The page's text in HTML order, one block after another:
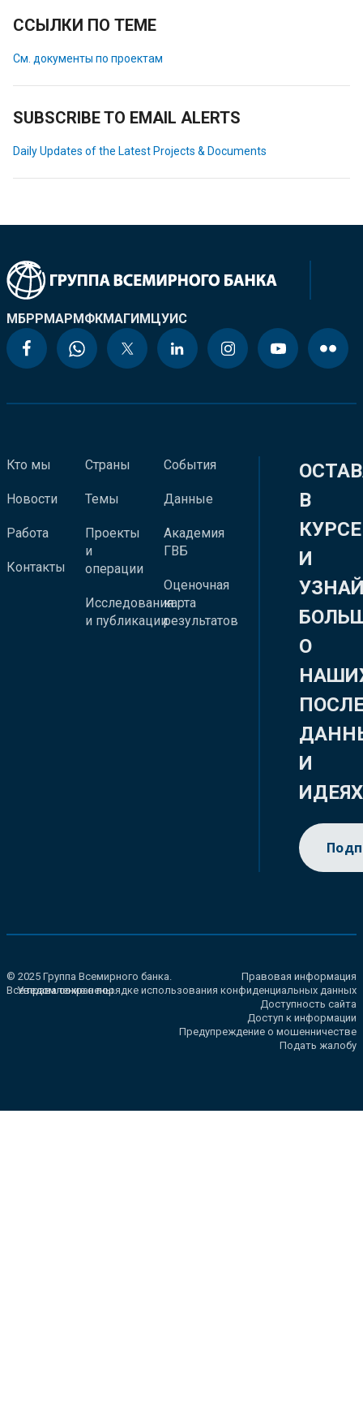
ССЫЛКИ ПО ТЕМЕ
См. документы по проектам
SUBSCRIBE TO EMAIL ALERTS
Daily Updates of the Latest Projects & Documents
МБРРМАРМФКМАГИМЦУИС
Кто мы
Новости
Работа
Контакты
Страны
Темы
Проекты
и
операции
Исследования
и публикации
События
Данные
Академия
ГВБ
Оценочная
карта
результатов
В
КУРСЕ
И
О
И
ИДЕЯХ
© 2025 Группа Всемирного банка.
Все права сохранены.
Правовая информация
Уведомление о порядке использования конфиденциальных данных
Доступность сайта
Доступ к информации
Предупреждение о мошенничестве
Подать жалобу